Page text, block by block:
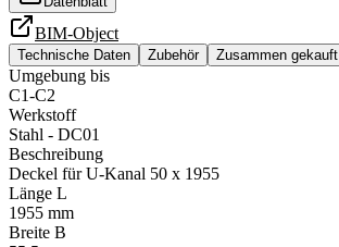
BIM-Object
Technische Daten Zubehör Zusammen gekauft
Umgebung bis
C1-C2
Werkstoff
Stahl - DC01
Beschreibung
Deckel für U-Kanal 50 x 1955
Länge L
1955 mm
Breite B